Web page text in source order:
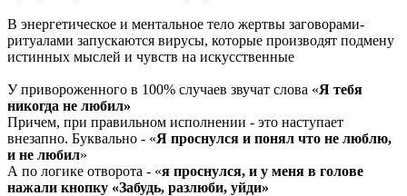
В энергетическое и ментальное тело жертвы заговорами-
ритуалами запускаются вирусы, которые производят подмену
истинных мыслей и чувств на искусственные
У привороженного в 100% случаев звучат слова «Я тебя
никогда не любил»
Причем, при правильном исполнении - это наступает
внезапно. Буквально - «Я проснулся и понял что не люблю,
и не любил»
А по логике отворота - «я проснулся, и у меня в голове
нажали кнопку «Забудь, разлюби, уйди»